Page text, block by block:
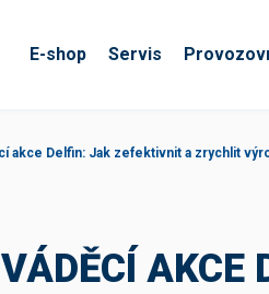
E-shop Servis
akce Delfin: Jak zefektivnit a zrychlit